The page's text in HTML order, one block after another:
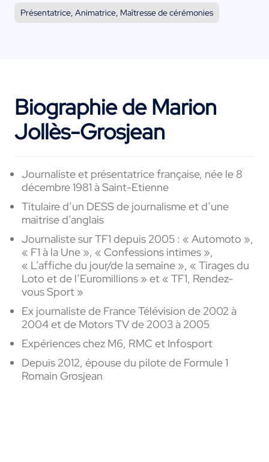
Présentatrice, Animatrice, Maîtresse de cérémonies
Biographie de Marion
Jollès-Grosjean
Journaliste et présentatrice française, née le 8
décembre 1981 à Saint-Etienne
Titulaire d’un DESS de journalisme et d’une
maitrise d’anglais
Journaliste sur TF1 depuis 2005 : « Automoto »,
« F1 à la Une », « Confessions intimes »,
« L’affiche du jour/de la semaine », « Tirages du
Loto et de l’Euromillions » et « TF1, Rendez-
vous Sport »
Ex journaliste de France Télévision de 2002 à
2004 et de Motors TV de 2003 à 2005
Expériences chez M6, RMC et Infosport
Depuis 2012, épouse du pilote de Formule 1
Romain Grosjean